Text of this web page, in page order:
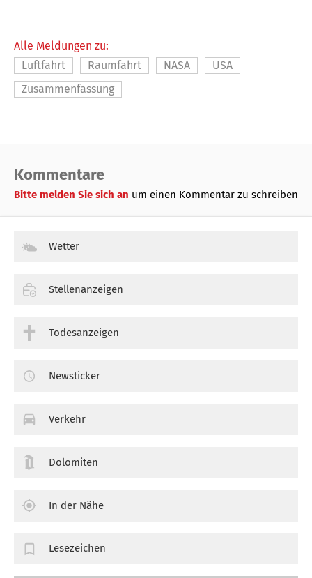
Alle Meldungen zu:
Luftfahrt
Raumfahrt NASA
USA
Zusammenfassung
Kommentare
Bitte melden Sie sich an um einen Kommentar zu schreiben
Wetter
Stellenanzeigen
Todesanzeigen
Newsticker
Verkehr
Dolomiten
In der Nähe
Lesezeichen